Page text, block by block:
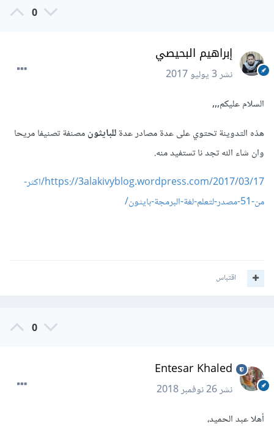
0
إبراهيم البحيصي
نشر3 يوليو 2017
السلام عليكم,,,
هذه التدوينة تحتوي على عدة مصادر عدةللبايثونمصنفة تصنيفا مريحا
وان شاء الله تجد نا تستفيد منه.
https://3alakivyblog.wordpress.com/2017/03/17/اكثر-
من-51-مصدر-لتعلم-لغة-البرمجة-بايثون/
اقتباس
0
Entesar Khaled
نشر26 نوفمبر 2018
أهلا عبد الحميد،